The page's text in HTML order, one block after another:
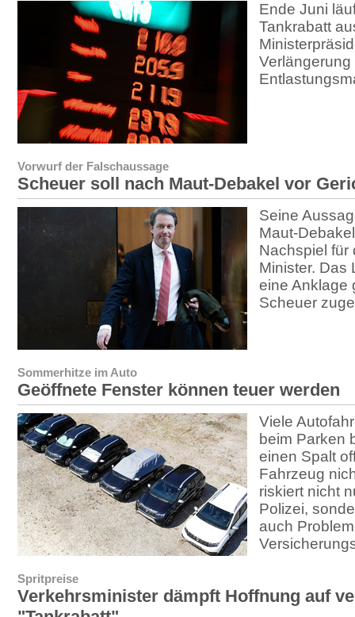
Ende Juni
Tankrabatt
Verlängerung
Vorwurf der Falschaussage
Scheuer soll nach Maut-Debakel vor
Seine
Maut-
Nachspiel für
Minister. Das
eine Anklage
Scheuer
Sommerhitze im Auto
Geöffnete Fenster können teuer werden
Viele
beim Parken
einen Spalt
Fahrzeug
riskiert nicht
Polizei,
auch
Spritpreise
Verkehrsminister dämpft Hoffnung auf